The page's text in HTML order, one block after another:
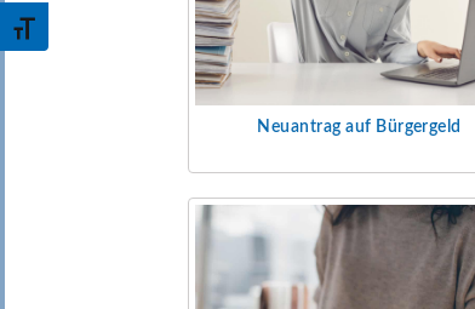
Toggle Font size
Neuantrag auf Bürgergeld